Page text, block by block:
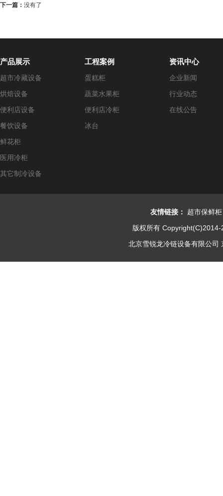
下一篇： 没有了
产品展示
超市冷藏设备
烘焙设备
便利店设备
餐饮设备
鲜花柜
医用冷柜
其它制冷设备
工程案例
蛋糕柜
蔬菜水果柜
便利店冷柜
冰台
资讯中心
企业新闻
行业动态
在线公告
友情链接：
超市保鲜柜
版权所有
北京雪锐龙冷链设备有限公司